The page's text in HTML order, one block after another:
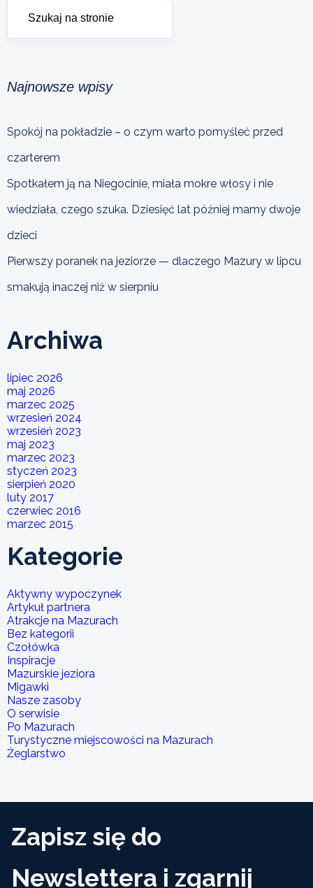
Najnowsze wpisy
Spokój na pokładzie – o czym warto pomyśleć przed
czarterem
Spotkałem ją na Niegocinie, miała mokre włosy i nie
wiedziała, czego szuka. Dziesięć lat później mamy dwoje
dzieci
Pierwszy poranek na jeziorze — dlaczego Mazury w lipcu
smakują inaczej niż w sierpniu
Archiwa
lipiec 2026
maj 2026
marzec 2025
wrzesień 2024
wrzesień 2023
maj 2023
marzec 2023
styczeń 2023
sierpień 2020
luty 2017
czerwiec 2016
marzec 2015
Kategorie
Aktywny wypoczynek
Artykuł partnera
Atrakcje na Mazurach
Bez kategorii
Czołówka
Inspiracje
Mazurskie jeziora
Migawki
Nasze zasoby
O serwisie
Po Mazurach
Turystyczne miejscowości na Mazurach
Żeglarstwo
Zapisz się do
Newslettera i zgarnij